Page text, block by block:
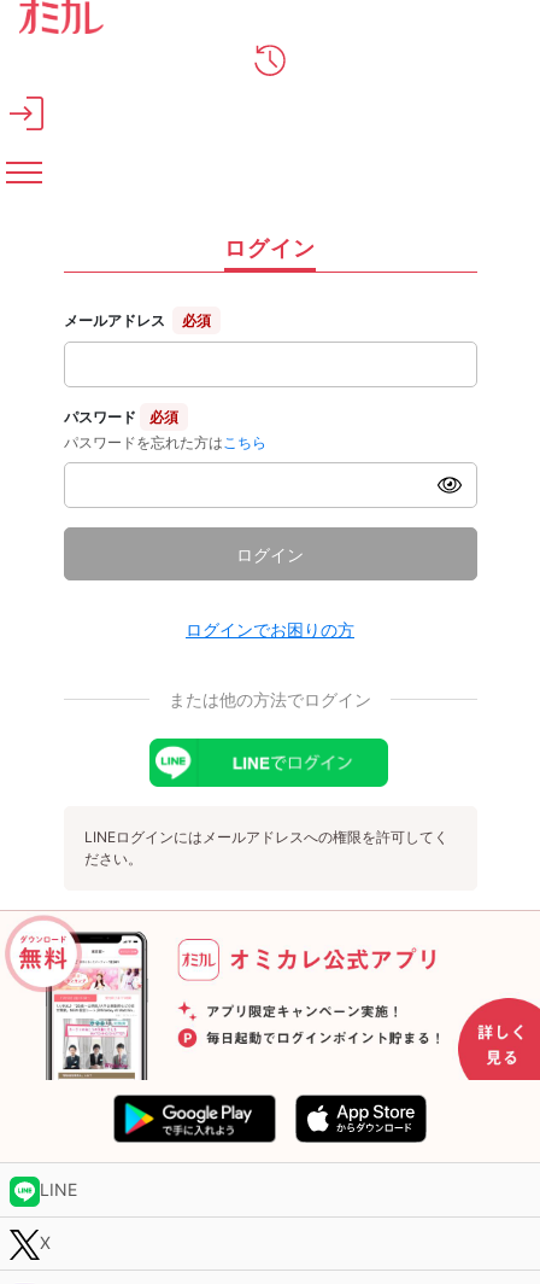
メインコンテンツへスキップ
ログイン
メールアドレス 必須
パスワード
必須
パスワードを忘れた方は こちら
ログイン
ログインでお困りの方
または他の方法でログイン
LINEログインにはメールアドレスへの権限を許可してく
ださい。
LINE
X